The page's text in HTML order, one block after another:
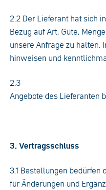
2.2 Der Lieferant hat sich
Bezug auf Art, Güte,
unsere Anfrage zu halten.
hinweisen und
2.3
Angebote des Lieferanten
3. Vertragsschluss
3.1 Bestellungen bedürfen
für Änderungen und